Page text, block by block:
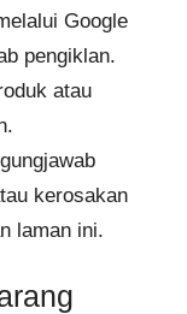
Google
pengiklan.
atau
kerosakan
laman ini.